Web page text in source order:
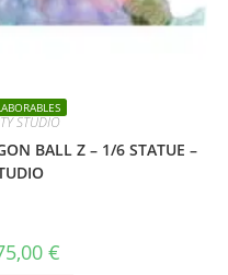
STUDIO
BALL Z – 1/6 STATUE –
€